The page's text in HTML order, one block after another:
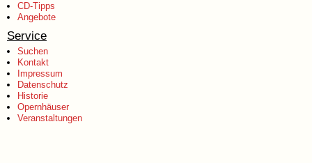
CD-Tipps
Angebote
Service
Suchen
Kontakt
Impressum
Datenschutz
Historie
Opernhäuser
Veranstaltungen